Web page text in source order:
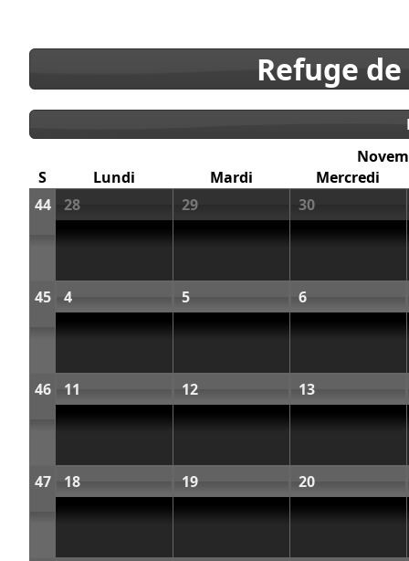
Refuge
S
Lundi Mardi
Mercredi
44
28 29 30
45 4 5 6
46 11 12 13
47 18 19 20